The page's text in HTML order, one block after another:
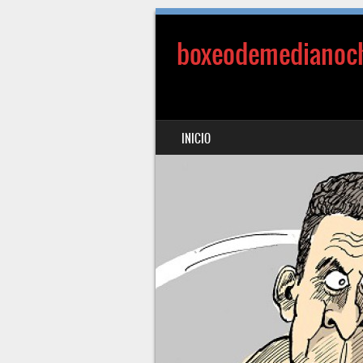
MENÚ
SALTAR AL CONTENIDO
INICIO